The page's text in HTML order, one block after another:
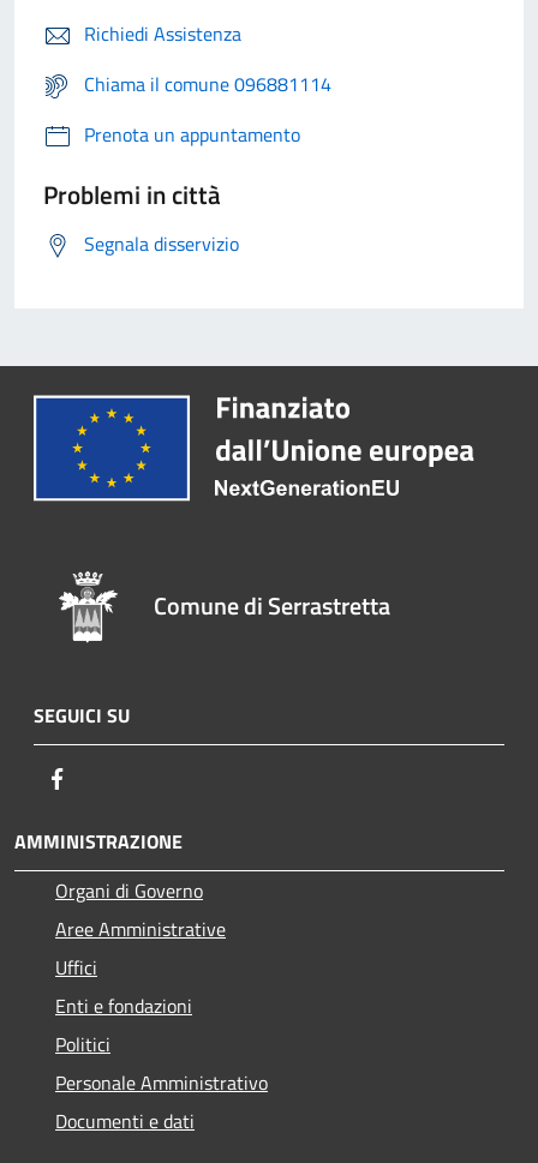
Richiedi Assistenza
Chiama il comune 096881114
Prenota un appuntamento
Problemi in città
Segnala disservizio
Comune di Serrastretta
SEGUICI SU
AMMINISTRAZIONE
Organi di Governo
Aree Amministrative
Uffici
Enti e fondazioni
Politici
Personale Amministrativo
Documenti e dati